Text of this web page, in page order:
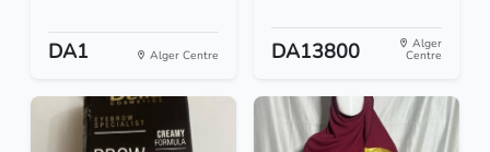
DA1 Alger Centre DA13800 Alger
Centre